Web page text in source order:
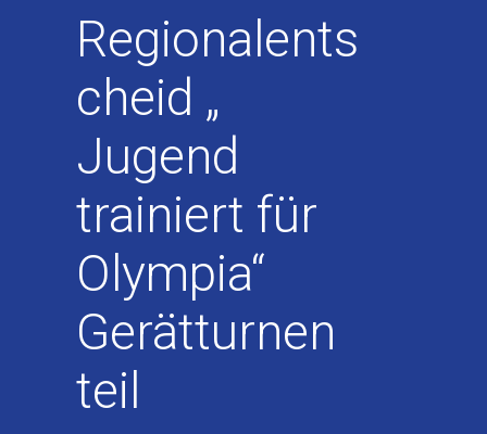
Regionalents
cheid „
Jugend
trainiert für
Olympia“
Gerätturnen
teil